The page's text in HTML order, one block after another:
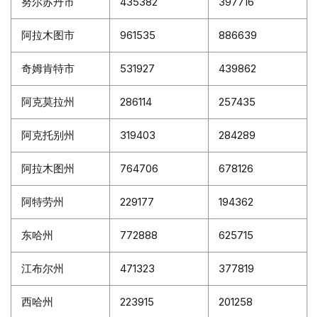
阿拉木图市 961535 886639
奇姆肯特市 531927 439862
阿克莫拉州 286114 257435
阿克托别州 319403 284289
阿拉木图州 764706 678126
阿特劳州 229177 194362
东哈州 772888 625715
江布尔州 471323 377819
西哈州 223915 201258